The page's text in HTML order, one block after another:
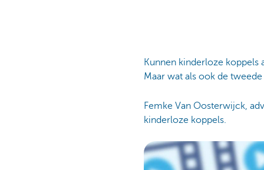
Kunnen kinderloze koppels
Maar wat als ook de
Femke Van Oosterwijck,
kinderloze koppels.